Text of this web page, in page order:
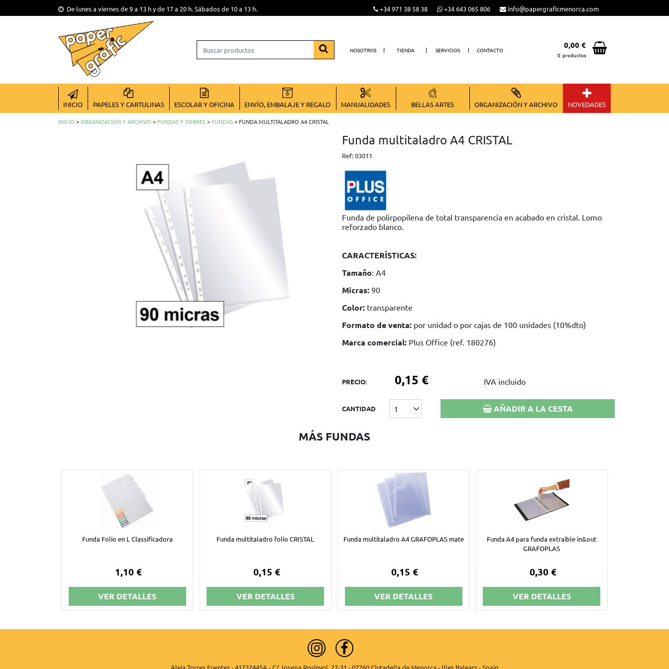
De lunes a viernes de 9 a 13 h y de 17 a 20 h. Sábados de 10 a 13 h. +34 971 38 58 38 +34 643 065 806 info@papergraficmenorca.com
NOSOTROS TIENDA SERVICIOS CONTACTO
0,00 €
0 productos
VER CESTA
INICIO
PAPELES Y CARTULINAS ESCOLAR Y OFICINA ENVÍO, EMBALAJE Y REGALO MANUALIDADES BELLAS ARTES ORGANIZACIÓN Y ARCHIVO NOVEDADES
INICIO >ORGANIZACIÓN Y ARCHIVO > FUNDAS Y SOBRES> FUNDAS> FUNDA MULTITALADRO A4 CRISTAL
Funda multitaladro A4 CRISTAL
Ref:03011
Funda de polirpopilena de total transparencia en acabado en cristal. Lomo
reforzado blanco.
CARACTERÍSTICAS:
Tamaño: A4
Micras: 90
Color: transparente
Formato de venta: por unidad o por cajas de 100 unidades (10%dto)
Marca comercial: Plus Office (ref. 180276)
PRECIO: 0,15 € IVA incluido
CANTIDAD 1 AÑADIR A LA CESTA
MÁS FUNDAS
Funda Folio en L Classificadora
1,10 €
VER DETALLES
Funda multitaladro folio CRISTAL
0,15 €
VER DETALLES
Funda multitaladro A4 GRAFOPLAS mate
0,15 €
VER DETALLES
Funda A4 para funda extraible in&out
GRAFOPLAS
0,30 €
VER DETALLES
Aleja Torres Fuentes - 41732445A - C/ Josepa Rosinyol, 27-31 - 07760 Ciutadella de Menorca - Illes Balears - Spain